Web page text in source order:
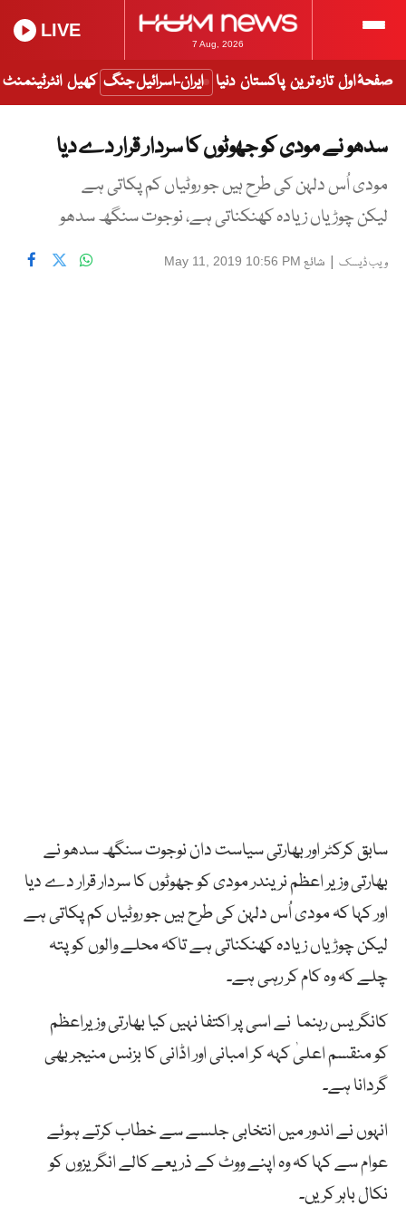
7 Aug, 2026
LIVE
صفحۂ اول تازہ ترین پاکستان دنیا ایران-اسرائیل جنگ کھیل انٹرٹینمنٹ
سدھو نے مودی کو جھوٹوں کا سردار قرار دے دیا
مودی اُس دلہن کی طرح ہیں جو روٹیاں کم پکاتی ہے
لیکن چوڑیاں زیادہ کھنکناتی ہے، نوجوت سنگھ سدھو
ویب ڈیسک | شائع May 11, 2019 10:56 PM
سابق کرکٹر اور بھارتی سیاست دان نوجوت سنگھ سدھو نے
بھارتی وزیر اعظم نریندر مودی کو جھوٹوں کا سردار قرار دے دیا
اور کہا کہ مودی اُس دلہن کی طرح ہیں جو روٹیاں کم پکاتی ہے
لیکن چوڑیاں زیادہ کھنکناتی ہے تاکہ محلے والوں کو پتہ
چلے کہ وہ کام کر رہی ہے۔
کانگریس رہنما نے اسی پر اکتفا نہیں کیا بھارتی وزیراعظم
کو منقسم اعلیٰ کہہ کر امبانی اور اڈانی کا بزنس منیجر بھی
گردانا ہے۔
انہوں نے اندور میں انتخابی جلسے سے خطاب کرتے ہوئے
عوام سے کہا کہ وہ اپنے ووٹ کے ذریعے کالے انگریزوں کو
نکال باہر کریں۔